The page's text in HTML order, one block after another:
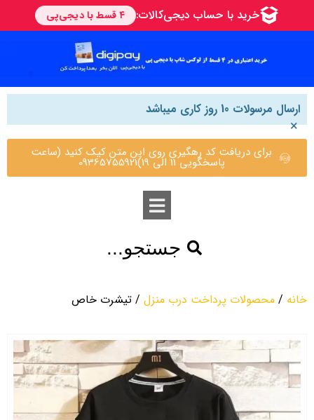
ارسال مرسولات 10 روز کاری میباشد
×
برای دریافت کد رهگیری روی این متن کیک کنید (ساعت
پاسخگویی 11 الی 19)09365755921
جستجو...
خانه / محصولات پرداخت درب منزل / تیشرت خاص